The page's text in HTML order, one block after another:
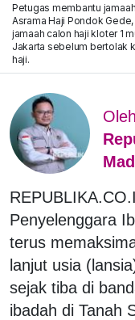
Petugas membantu
Asrama Haji Pondok
jamaah calon haji kloter 1
Jakarta sebelum bertolak
haji.
Penyelenggara
terus
lanjut usia
sejak tiba di
ibadah di Tanah